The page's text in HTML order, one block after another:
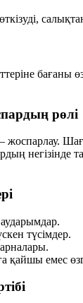
бағаны
рөлі
негізінде
түсімдер.
қайшы емес